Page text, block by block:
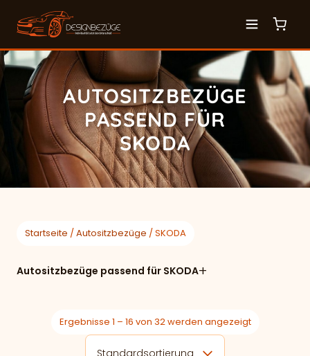
AUTOSITZBEZÜGE
PASSEND FÜR
SKODA
Startseite /Autositzbezüge / SKODA
Autositzbezüge passend für SKODA
Ergebnisse 1 – 16 von 32 werden angezeigt
Standardsortierung